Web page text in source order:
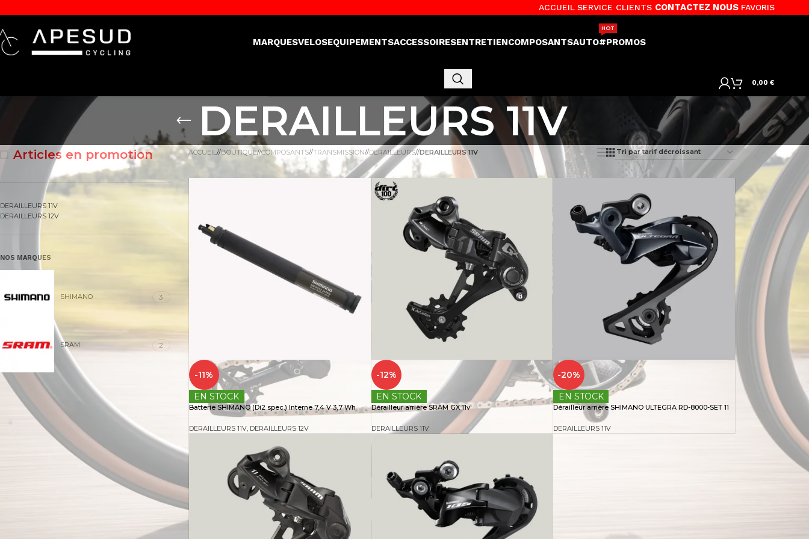
ACCUEIL SERVICE CLIENTS CONTACTEZ NOUS FAVORIS
MARQUESVELOSEQUIPEMENTSACCESSOIRESENTRETIENCOMPOSANTSAUTO#PROMOS
HOT
0,00 €
DERAILLEURS 11V
Articles en promotion
DERAILLEURS 11V
DERAILLEURS 12V
NOS MARQUES
SHIMANO 3
SRAM 2
ACCUEIL/ BOUTIQUE/ COMPOSANTS/ TRANSMISSION/ DERAILLEURS/ DERAILLEURS 11V
-11%
EN STOCK
Batterie SHIMANO (Di2 spec.) Interne 7,4 V 3,7 Wh
DERAILLEURS 11V, DERAILLEURS 12V
-12%
EN STOCK
Dérailleur arrière SRAM GX 11v
DERAILLEURS 11V
-20%
EN STOCK
Dérailleur arrière SHIMANO ULTEGRA RD-8000-SET 11
DERAILLEURS 11V